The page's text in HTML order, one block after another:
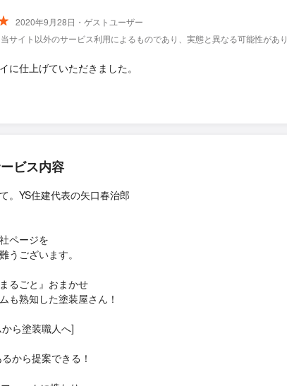
2020年9月28日・ゲストユーザー
サイト以外のサービス利用によるものであり、実態と異なる可能性があ
に仕上げていただきました。
ビス内容
。YS住建代表の矢口春治郎
ページを
うございます。
るごと』おまかせ
も熟知した塗装屋さん！
ら塗装職人へ]
から提案できる！